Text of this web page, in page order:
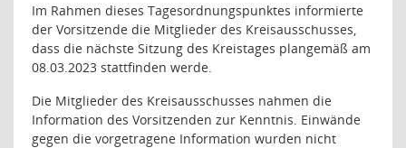
Im Rahmen dieses Tagesordnungspunktes informierte
der Vorsitzende die Mitglieder des Kreisausschusses,
dass die nächste Sitzung des Kreistages plangemäß am
08.03.2023 stattfinden werde.
Die Mitglieder des Kreisausschusses nahmen die
Information des Vorsitzenden zur Kenntnis. Einwände
gegen die vorgetragene Information wurden nicht